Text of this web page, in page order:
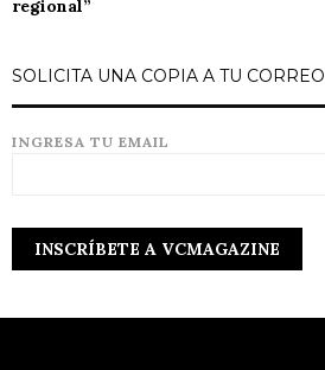
regional”
SOLICITA UNA COPIA A TU CORREO
INGRESA TU EMAIL